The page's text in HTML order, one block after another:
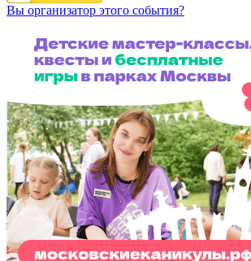
Вы организатор этого события?